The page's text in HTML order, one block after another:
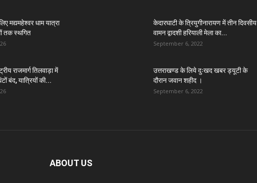
मद्यमहेश्वर धाम यात्रा
तक स्थगित
राजमार्ग तिलवाड़ा में
बंद, यात्रियों की...
केदारघाटी के त्रियुगीनारायण में तीन दिवसीय
वामन द्वादशी हरियाली मेला का...
September 6, 2022
उत्तराखण्ड के लिये दुःखद खबर ड्यूटी के
दौरान जवान शहीद ।
September 6, 2022
ABOUT US